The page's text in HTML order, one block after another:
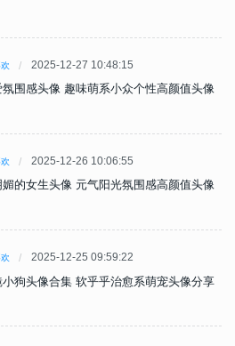
2025-12-27 10:48:15
围感头像 趣味萌系小众个性高颜值头像
2025-12-26 10:06:55
的女生头像 元气阳光氛围感高颜值头像
2025-12-25 09:59:22
小狗头像合集 软乎乎治愈系萌宠头像分享